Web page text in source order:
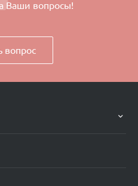
Ваши вопросы!
вопрос